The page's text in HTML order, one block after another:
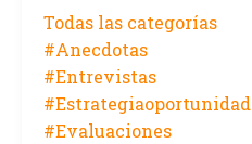
Todas las categorías
#anecdotas
#entrevistas
#estrategiaoportunidad
#evaluaciones